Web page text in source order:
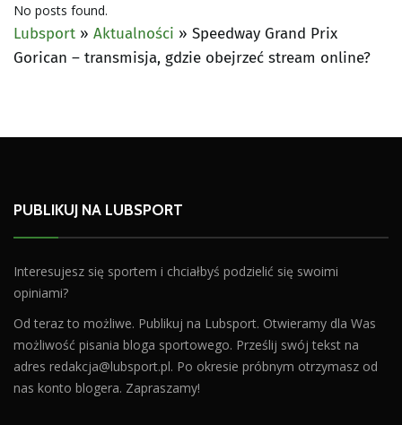
No posts found.
Lubsport » Aktualności » Speedway Grand Prix
Gorican – transmisja, gdzie obejrzeć stream online?
PUBLIKUJ NA LUBSPORT
Interesujesz się sportem i chciałbyś podzielić się swoimi
opiniami?
Od teraz to możliwe. Publikuj na Lubsport. Otwieramy dla Was
możliwość pisania bloga sportowego. Prześlij swój tekst na
adres redakcja@lubsport.pl. Po okresie próbnym otrzymasz od
nas konto blogera. Zapraszamy!